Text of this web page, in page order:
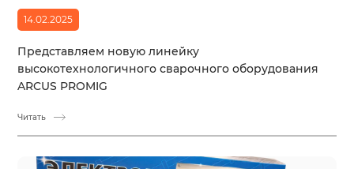
14.02.2025
Представляем новую линейку
высокотехнологичного сварочного оборудования
ARCUS PROMIG
Читать